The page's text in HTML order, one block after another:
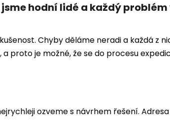
hodní lidé a každý
Chyby děláme neradi a každá z
proto je možné, že se do procesu
ozveme s návrhem řešení.